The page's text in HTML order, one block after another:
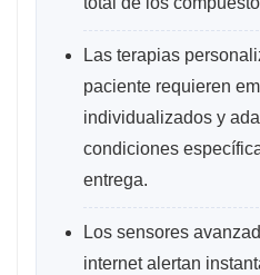
Las terapias
paciente requieren
individualizados y
condiciones
entrega.
Los sensores
internet alertan